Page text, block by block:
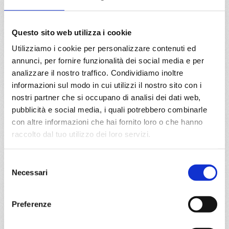
Questo sito web utilizza i cookie
Utilizziamo i cookie per personalizzare contenuti ed
annunci, per fornire funzionalità dei social media e per
analizzare il nostro traffico. Condividiamo inoltre
informazioni sul modo in cui utilizzi il nostro sito con i
nostri partner che si occupano di analisi dei dati web,
pubblicità e social media, i quali potrebbero combinarle
con altre informazioni che hai fornito loro o che hanno
raccolto dal tuo utilizzo dei loro servizi.
delNecessari
Preferenze
€ 95
a partire da
€ 95
DETTAGLI
Mediterraneo